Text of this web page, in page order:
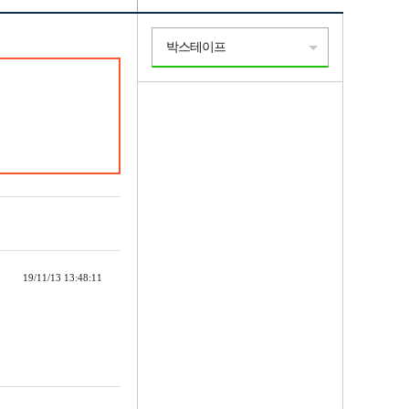
19/11/13 13:48:11
박스테이프